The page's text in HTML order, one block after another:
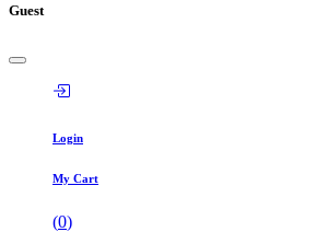
Guest
Login
My Cart
(0)